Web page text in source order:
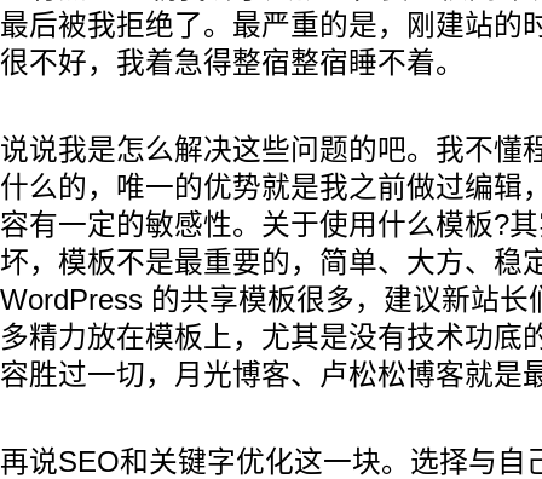
最后被我拒绝了。最严重的是，刚建站的
很不好，我着急得整宿整宿睡不着。
说说我是怎么解决这些问题的吧。我不懂
什么的，唯一的优势就是我之前做过编辑
容有一定的敏感性。关于使用什么模板?
坏，模板不是最重要的，简单、大方、稳
WordPress 的共享模板很多，建议新站长
多精力放在模板上，尤其是没有技术功底
容胜过一切，月光博客、卢松松博客就是
再说SEO和关键字优化这一块。选择与自